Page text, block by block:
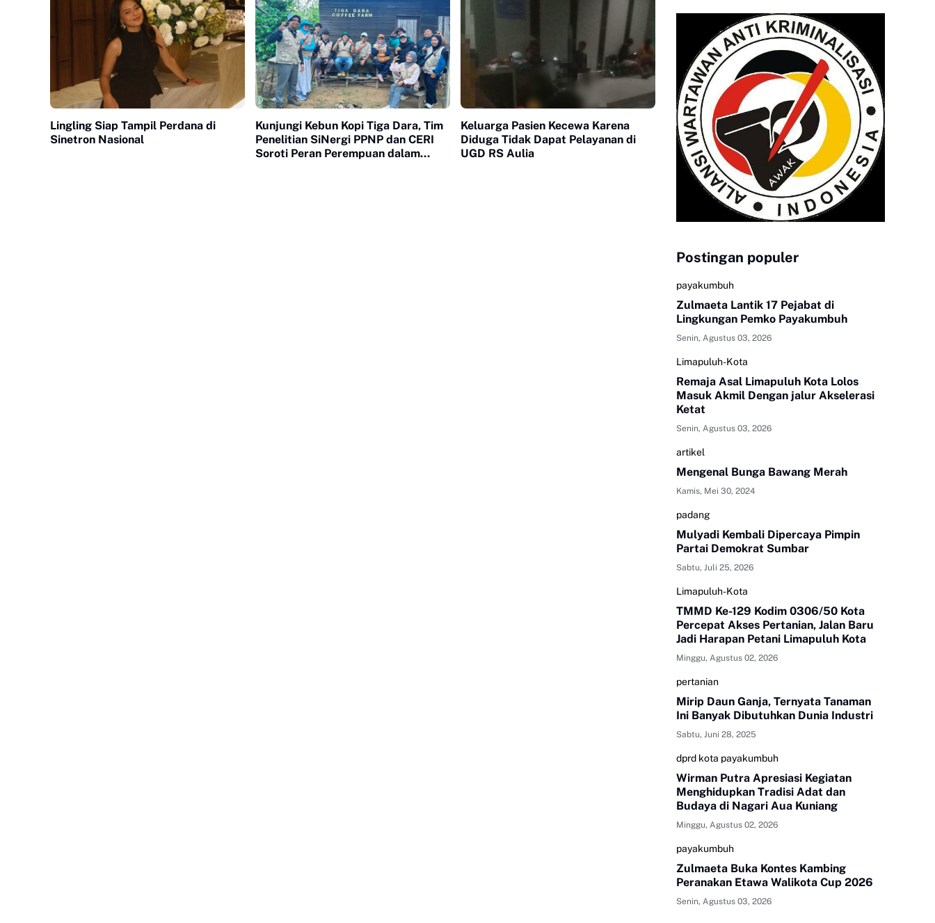
Lingling Siap Tampil Perdana di
Sinetron Nasional
Kunjungi Kebun Kopi Tiga Dara, Tim
Penelitian SiNergi PPNP dan CERI
Soroti Peran Perempuan dalam
Keluarga Pasien Kecewa Karena
Diduga Tidak Dapat Pelayanan di
UGD RS Aulia
Postingan populer
payakumbuh
Zulmaeta Lantik 17 Pejabat di
Lingkungan Pemko Payakumbuh
Senin, Agustus 03, 2026
Limapuluh-Kota
Remaja Asal Limapuluh Kota Lolos
Masuk Akmil Dengan jalur Akselerasi
Ketat
Senin, Agustus 03, 2026
artikel
Mengenal Bunga Bawang Merah
Kamis, Mei 30, 2024
padang
Mulyadi Kembali Dipercaya Pimpin
Partai Demokrat Sumbar
Sabtu, Juli 25, 2026
Limapuluh-Kota
TMMD Ke-129 Kodim 0306/50 Kota
Percepat Akses Pertanian, Jalan Baru
Jadi Harapan Petani Limapuluh Kota
Minggu, Agustus 02, 2026
pertanian
Mirip Daun Ganja, Ternyata Tanaman
Ini Banyak Dibutuhkan Dunia Industri
Sabtu, Juni 28, 2025
dprd kota payakumbuh
Wirman Putra Apresiasi Kegiatan
Menghidupkan Tradisi Adat dan
Budaya di Nagari Aua Kuniang
Minggu, Agustus 02, 2026
payakumbuh
Zulmaeta Buka Kontes Kambing
Peranakan Etawa Walikota Cup 2026
Senin, Agustus 03, 2026